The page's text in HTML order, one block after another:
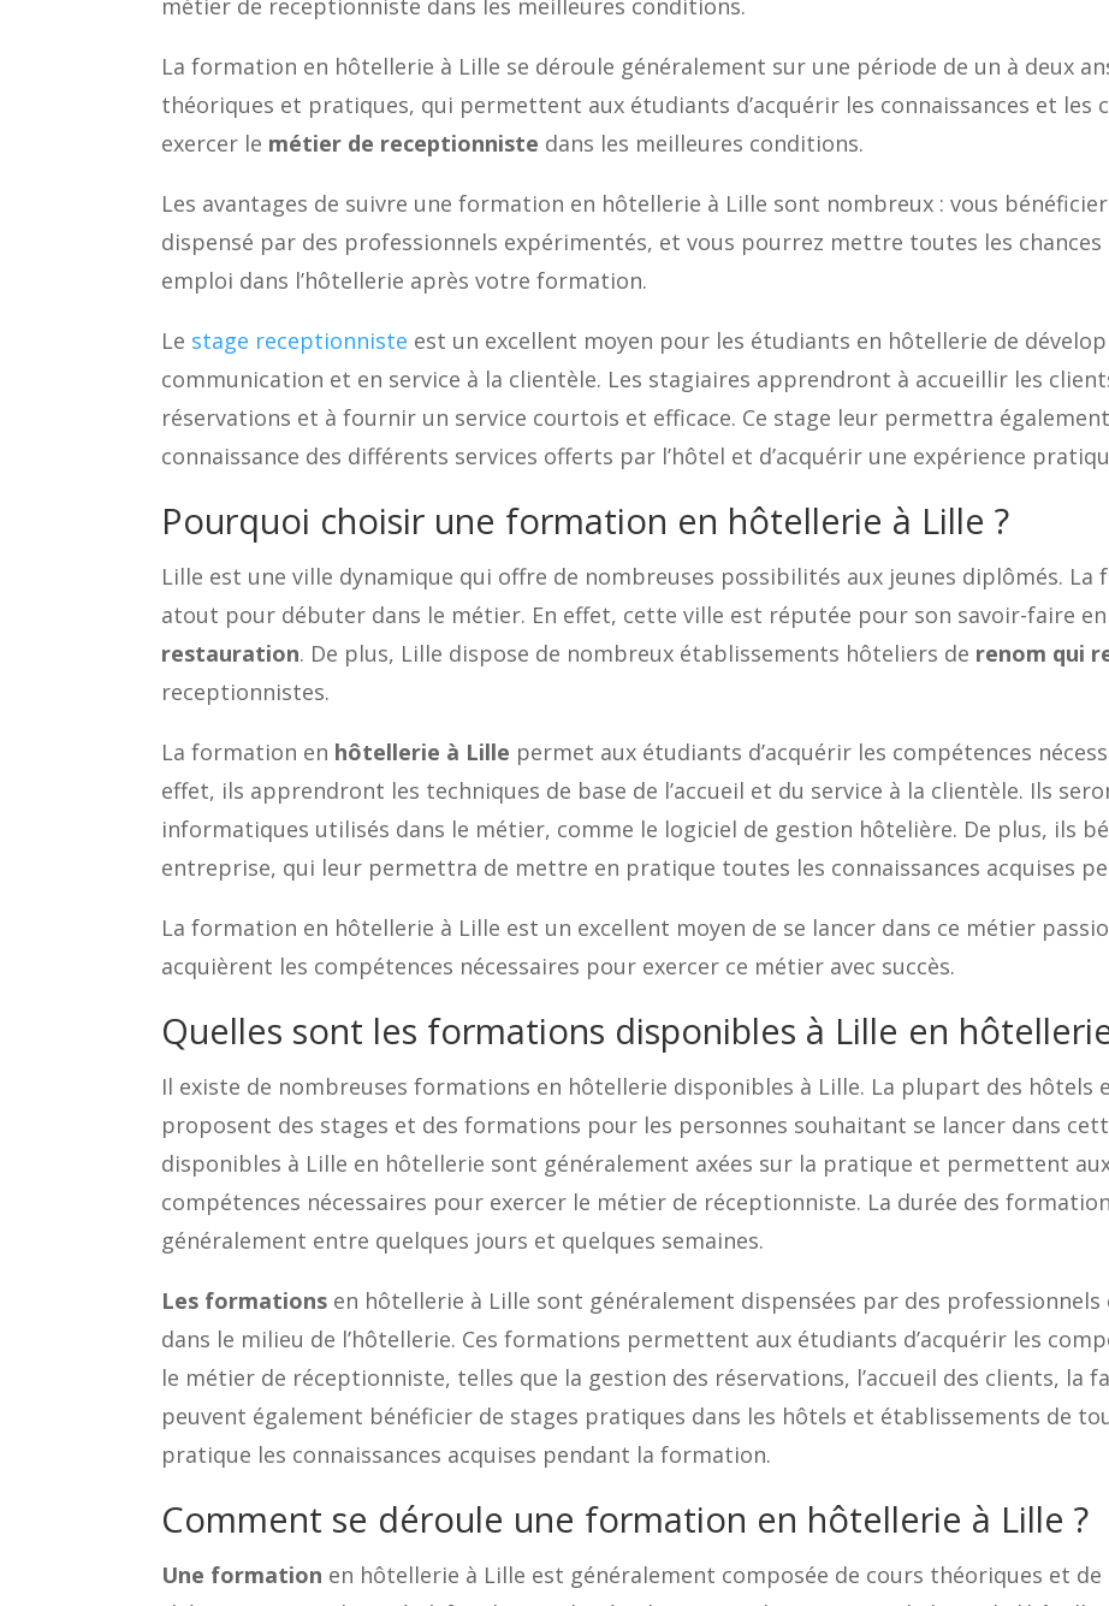
La formation en hôtellerie à Lille se déroule généralement sur une période de un à deux
théoriques et pratiques, qui permettent aux étudiants d’acquérir les connaissances et les
exercer le métier de receptionniste dans les meilleures conditions.
Les avantages de suivre une formation en hôtellerie à Lille sont nombreux : vous
dispensé par des professionnels expérimentés, et vous pourrez mettre toutes les
emploi dans l’hôtellerie après votre formation.
Le stage receptionniste est un excellent moyen pour les étudiants en hôtellerie de
communication et en service à la clientèle. Les stagiaires apprendront à accueillir les
réservations et à fournir un service courtois et efficace. Ce stage leur permettra
connaissance des différents services offerts par l’hôtel et d’acquérir une expérience
Pourquoi choisir une formation en hôtellerie à Lille ?
Lille est une ville dynamique qui offre de nombreuses possibilités aux jeunes diplômés.
atout pour débuter dans le métier. En effet, cette ville est réputée pour son savoir-faire
restauration. De plus, Lille dispose de nombreux établissements hôteliers de renom qui
receptionnistes.
La formation en hôtellerie à Lille permet aux étudiants d’acquérir les compétences
effet, ils apprendront les techniques de base de l’accueil et du service à la clientèle. Ils
informatiques utilisés dans le métier, comme le logiciel de gestion hôtelière. De plus, ils
entreprise, qui leur permettra de mettre en pratique toutes les connaissances acquises
La formation en hôtellerie à Lille est un excellent moyen de se lancer dans ce métier
acquièrent les compétences nécessaires pour exercer ce métier avec succès.
Quelles sont les formations disponibles à Lille en
Il existe de nombreuses formations en hôtellerie disponibles à Lille. La plupart des hôtels
proposent des stages et des formations pour les personnes souhaitant se lancer dans
disponibles à Lille en hôtellerie sont généralement axées sur la pratique et permettent
compétences nécessaires pour exercer le métier de réceptionniste. La durée des
généralement entre quelques jours et quelques semaines.
Les formations en hôtellerie à Lille sont généralement dispensées par des
dans le milieu de l’hôtellerie. Ces formations permettent aux étudiants d’acquérir les
le métier de réceptionniste, telles que la gestion des réservations, l’accueil des clients, la
peuvent également bénéficier de stages pratiques dans les hôtels et établissements de
pratique les connaissances acquises pendant la formation.
Comment se déroule une formation en hôtellerie à Lille ?
Une formation en hôtellerie à Lille est généralement composée de cours théoriques et